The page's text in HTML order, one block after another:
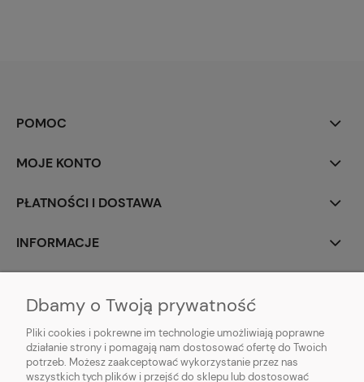
POMOC
MOJE KONTO
PŁATNOŚCI I DOSTAWA
INFORMACJE
animotki Anna Oprzędek
Dbamy o Twoją prywatność
Pliki cookies i pokrewne im technologie umożliwiają poprawne
działanie strony i pomagają nam dostosować ofertę do Twoich
potrzeb. Możesz zaakceptować wykorzystanie przez nas
wszystkich tych plików i przejść do sklepu lub dostosować